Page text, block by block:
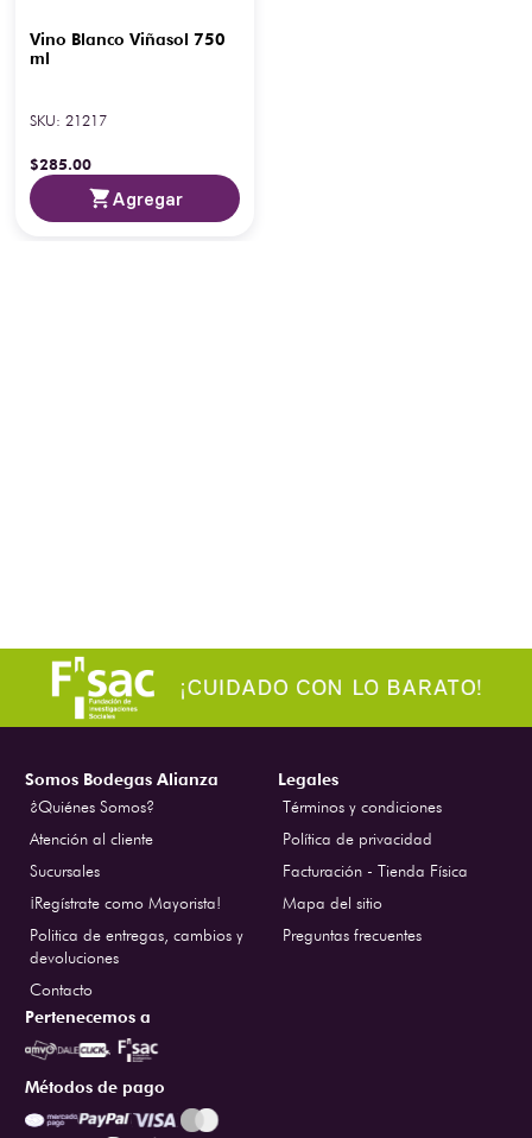
Vino Blanco Viñasol 750
ml
SKU: 21217
$285.00
Agregar
Somos Bodegas Alianza
¿Quiénes Somos?
Atención al cliente
Sucursales
¡Regístrate como Mayorista!
Politica de entregas, cambios y
devoluciones
Contacto
Legales
Términos y condiciones
Política de privacidad
Facturación - Tienda Física
Mapa del sitio
Preguntas frecuentes
Pertenecemos a
Métodos de pago